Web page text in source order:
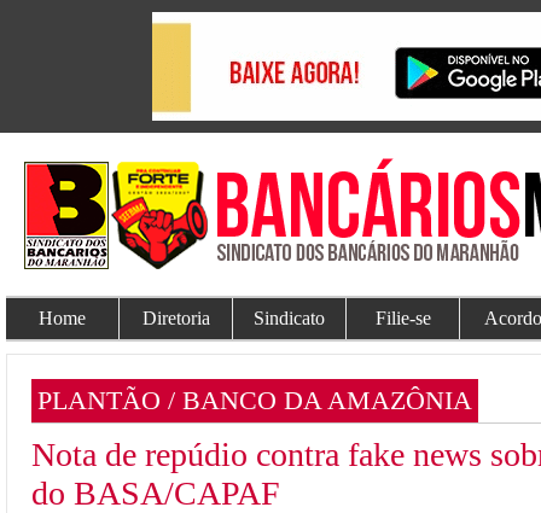
Home Diretoria Sindicato Filie-se
PLANTÃO / BANCO DA AMAZÔNIA
Nota de repúdio contra fake news
do BASA/CAPAF